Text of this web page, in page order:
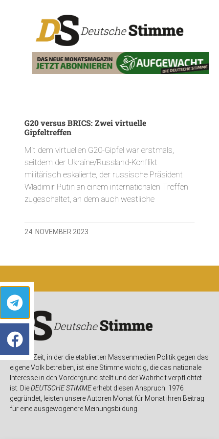
G20 versus BRICS: Zwei virtuelle
Gipfeltreffen
Mit dem virtuellen G20-Gipfel war erstmals,
seitdem der Ukraine/Russland-Konflikt
militärisch eskalierte, der russische Präsident
Wladimir Putin an einem internationalen Treffen
zugeschaltet, an dem auch westliche
24. NOVEMBER 2023
In einer Zeit, in der die etablierten Massenmedien Politik gegen das
eigene Volk betreiben, ist eine Stimme wichtig, die das nationale
Interesse in den Vordergrund stellt und der Wahrheit verpflichtet
ist. DieDEUTSCHE STIMMEerhebt diesen Anspruch. 1976
gegründet, leisten unsere Autoren Monat für Monat ihren Beitrag
für eine ausgewogenere Meinungsbildung.